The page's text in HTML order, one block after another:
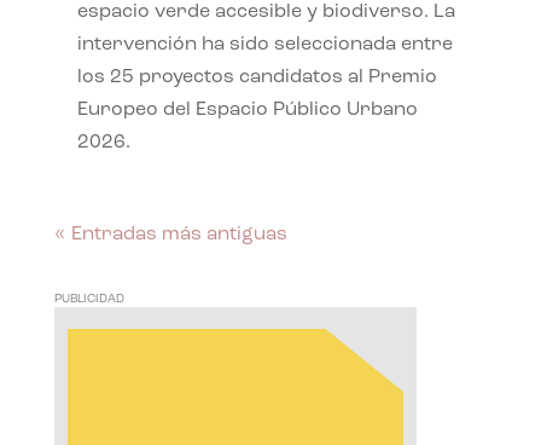
espacio verde accesible y biodiverso. La
intervención ha sido seleccionada entre
los 25 proyectos candidatos al Premio
Europeo del Espacio Público Urbano
2026.
« Entradas más antiguas
PUBLICIDAD